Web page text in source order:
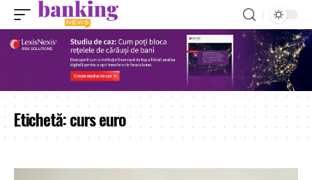
Etichetă:curs euro